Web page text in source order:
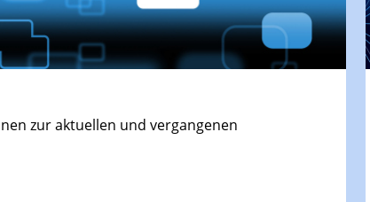
zur aktuellen und vergangenen